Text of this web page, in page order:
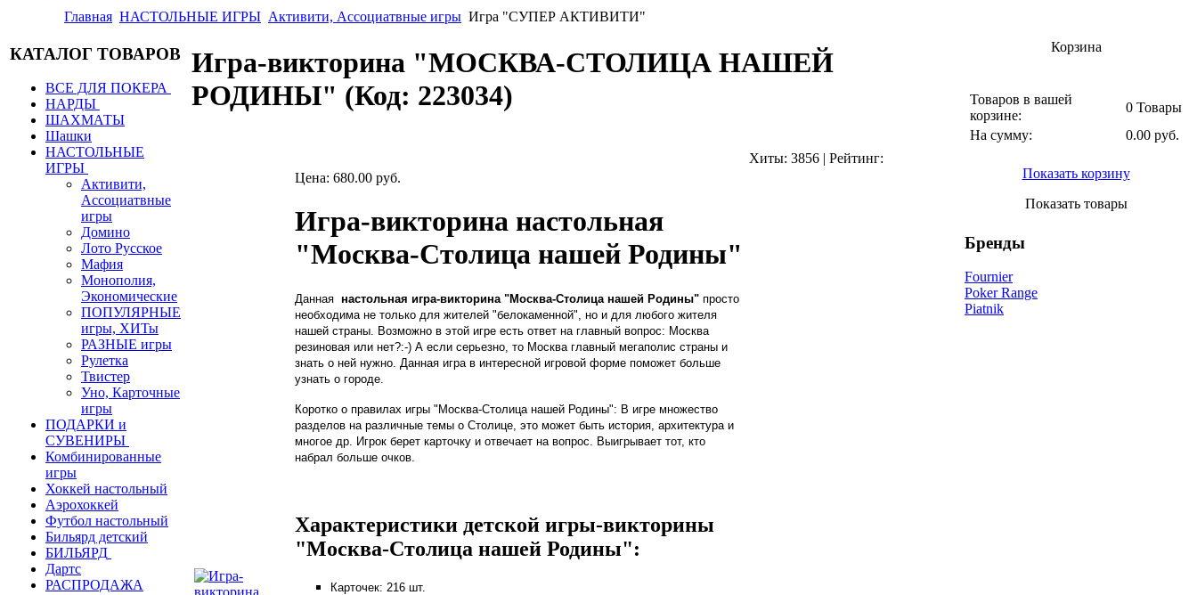
Главная НАСТОЛЬНЫЕ ИГРЫ Активити, Ассоциатвные игры Игра "СУПЕР АКТИВИТИ"
КАТАЛОГ ТОВАРОВ
ВСЕ ДЛЯ ПОКЕРА
НАРДЫ
ШАХМАТЫ
Шашки
НАСТОЛЬНЫЕ
ИГРЫ
Активити,
Ассоциатвные
игры
Домино
Лото Русское
Мафия
Монополия,
Экономические
ПОПУЛЯРНЫЕ
игры, ХИТы
РАЗНЫЕ игры
Рулетка
Твистер
Уно, Карточные
игры
ПОДАРКИ и
СУВЕНИРЫ
Комбинированные
игры
Хоккей настольный
Аэрохоккей
Футбол настольный
Бильярд детский
БИЛЬЯРД
Дартс
РАСПРОДАЖА
Игра-викторина "МОСКВА-СТОЛИЦА НАШЕЙ
РОДИНЫ" (Код: 223034)
Хиты: 3856 | Рейтинг:
Цена: 680.00 руб.
Игра-викторина настольная
"Москва-Столица нашей Родины"
Данная настольная игра-викторина "Москва-Столица нашей Родины" просто
необходима не только для жителей "белокаменной", но и для любого жителя
нашей страны. Возможно в этой игре есть ответ на главный вопрос: Москва
резиновая или нет?:-) А если серьезно, то Москва главный мегаполис страны и
знать о ней нужно. Данная игра в интересной игровой форме поможет больше
узнать о городе.
Коротко о правилах игры "Москва-Столица нашей Родины": В игре множество
разделов на различные темы о Столице, это может быть история, архитектура и
многое др. Игрок берет карточку и отвечает на вопрос. Выигрывает тот, кто
набрал больше очков.
Характеристики детской игры-викторины
"Москва-Столица нашей Родины":
Карточек: 216 шт.
Корзина
Товаров в вашей
корзине:
0 Товары
На сумму:
0.00 руб.
Показать корзину
Показать товары
Бренды
Fournier
Poker Range
Piatnik